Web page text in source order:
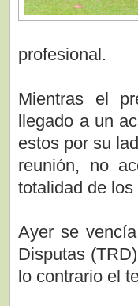
profesional.
Mientras el
llegado a un
estos por su
reunión, no
totalidad de
Ayer se
Disputas
lo contrario el